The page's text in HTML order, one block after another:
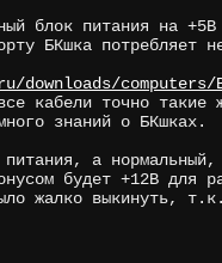
блок питания на
БКшка
downloads/
кабели точно такие
знаний о БКшках.
а
будет +12В для
жалко выкинуть,